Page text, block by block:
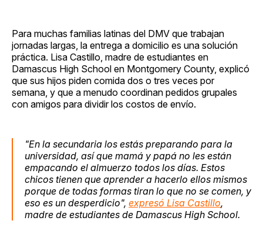
Para muchas familias latinas del DMV que trabajan
jornadas largas, la entrega a domicilio es una solución
práctica. Lisa Castillo, madre de estudiantes en
Damascus High School en Montgomery County, explicó
que sus hijos piden comida dos o tres veces por
semana, y que a menudo coordinan pedidos grupales
con amigos para dividir los costos de envío.
"En la secundaria los estás preparando para la
universidad, así que mamá y papá no les están
empacando el almuerzo todos los días. Estos
chicos tienen que aprender a hacerlo ellos mismos
porque de todas formas tiran lo que no se comen, y
eso es un desperdicio", expresó Lisa Castillo,
madre de estudiantes de Damascus High School.